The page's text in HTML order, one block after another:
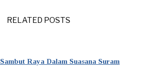
RELATED POSTS
Raya Dalam Suasana Suram